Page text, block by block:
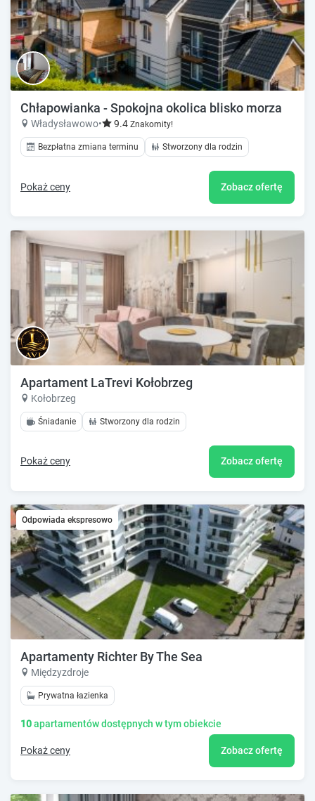
Chłapowianka - Spokojna okolica blisko morza
Władysławowo• 9.4 Znakomity!
Bezpłatna zmiana terminu Stworzony dla rodzin
Pokaż ceny Zobacz ofertę
Apartament LaTrevi Kołobrzeg
Kołobrzeg
Śniadanie Stworzony dla rodzin
Pokaż ceny Zobacz ofertę
Odpowiada ekspresowo
Apartamenty Richter By The Sea
Międzyzdroje
Prywatna łazienka
10apartamentów dostępnych w tym obiekcie
Pokaż ceny Zobacz ofertę